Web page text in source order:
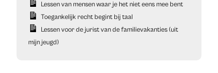
Lessen van mensen waar je het niet eens mee bent
Toegankelijk recht begint bij taal
Lessen voor de jurist van de familievakanties (uit
mijn jeugd)